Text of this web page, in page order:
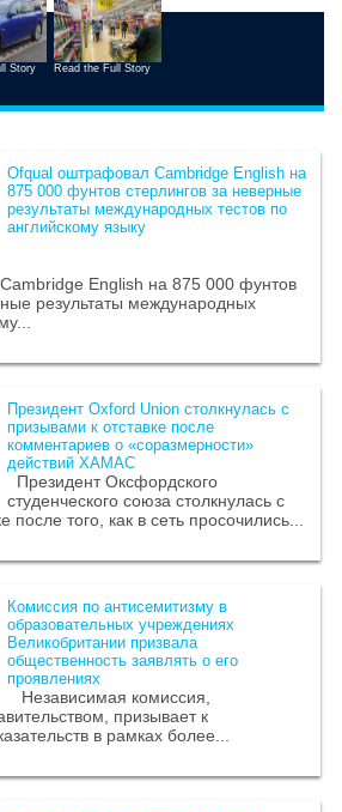
Story Read the Full Story
Ofqual оштрафовал Cambridge English на
875 000 фунтов стерлингов за неверные
результаты международных тестов по
английскому языку
English на 875 000 фунтов
результаты международных
Президент Oxford Union столкнулась с
призывами к отставке после
комментариев о «соразмерности»
действий ХАМАС
Президент Оксфордского
студенческого союза столкнулась с
после того, как в сеть просочились...
Комиссия по антисемитизму в
образовательных учреждениях
Великобритании призвала
общественность заявлять о его
проявлениях
Независимая комиссия,
призывает к
в рамках более...